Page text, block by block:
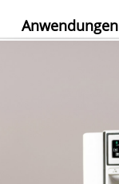
Anwendungen